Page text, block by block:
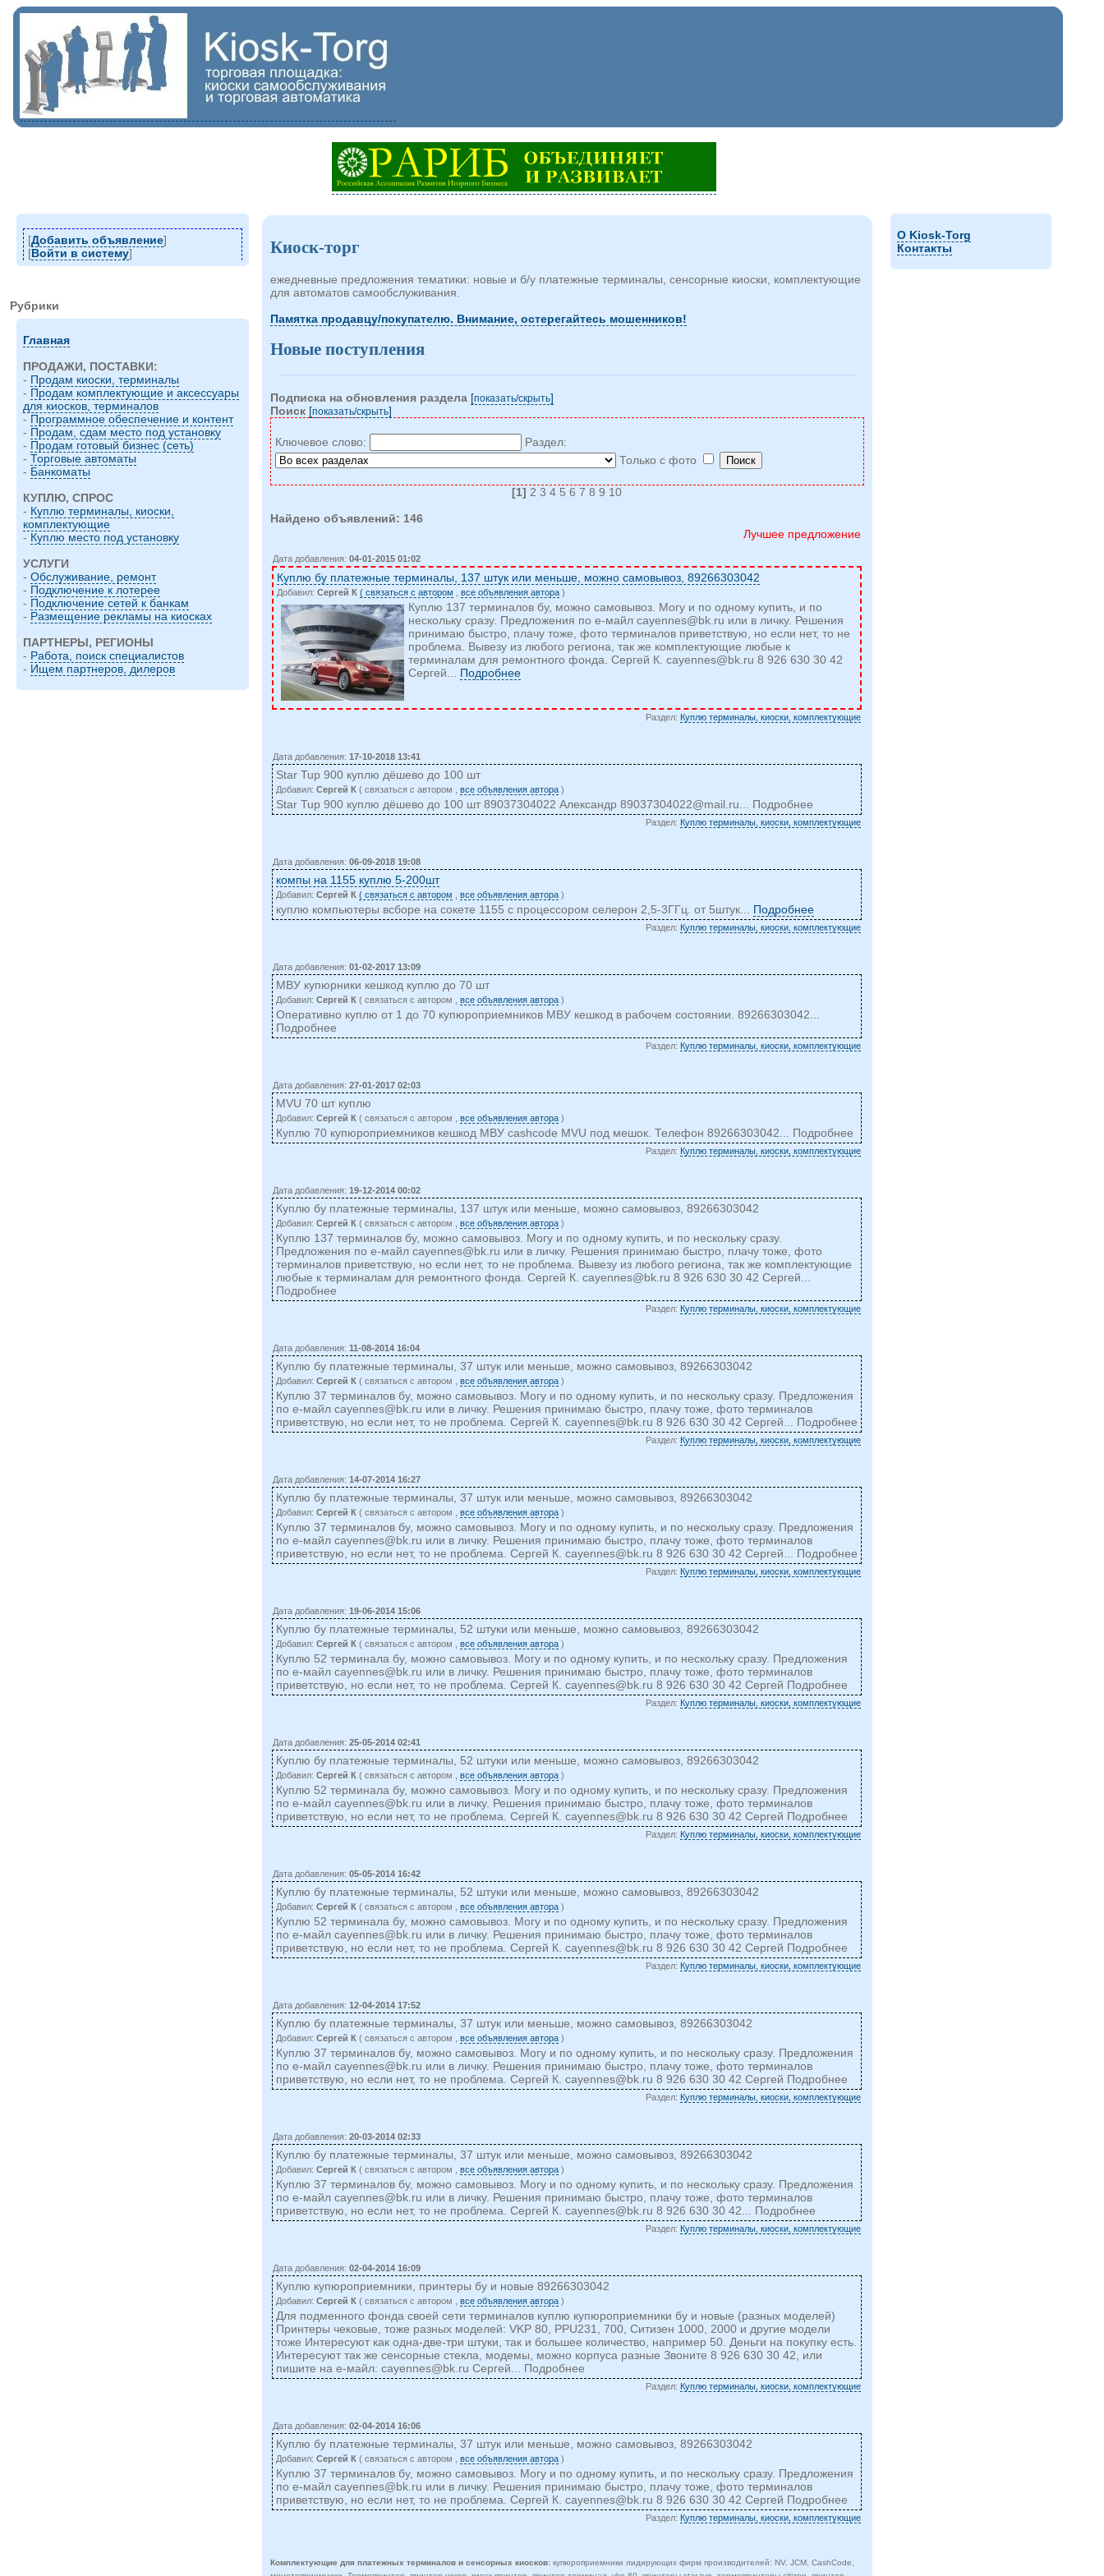
[Добавить объявление]
[Войти в систему]
Рубрики
Главная
ПРОДАЖИ, ПОСТАВКИ:
- Продам киоски, терминалы
- Продам комплектующие и аксессуары
для киосков, терминалов
- Программное обеспечение и контент
- Продам, сдам место под установку
- Продам готовый бизнес (сеть)
- Торговые автоматы
- Банкоматы
КУПЛЮ, СПРОС
- Куплю терминалы, киоски,
комплектующие
- Куплю место под установку
УСЛУГИ
- Обслуживание, ремонт
- Подключение к лотерее
- Подключение сетей к банкам
- Размещение рекламы на киосках
ПАРТНЕРЫ, РЕГИОНЫ
- Работа, поиск специалистов
- Ищем партнеров, дилеров
Киоск-торг
ежедневные предложения тематики: новые и б/у платежные терминалы, сенсорные киоски, комплектующие
для автоматов самообслуживания.
Памятка продавцу/покупателю. Внимание, остерегайтесь мошенников!
Новые поступления
Подписка на обновления раздела [показать/cкрыть]
Поиск [показать/cкрыть]
Ключевое слово:
Раздел:
Только с фото
[1] 2 3 4 5 6 7 8 9 10
Найдено объявлений: 146
Лучшее предложение
Дата добавления:04-01-2015 01:02
Куплю бу платежные терминалы, 137 штук или меньше, можно самовывоз, 89266303042
Добавил:Сергей К ( cвязаться c автором ,все объявления автора )
Куплю 137 терминалов бу, можно самовывоз. Могу и по одному купить, и по
нескольку сразу. Предложения по е-майлcayennes@bk.ru или в личку. Решения
принимаю быстро, плачу тоже, фото терминалов приветствую, но если нет, то не
проблема. Вывезу из любого региона, так же комплектующие любые к
терминалам для ремонтного фонда. Сергей К.cayennes@bk.ru 8 926 630 30 42
Сергей... Подробнее
Раздел: Куплю терминалы, киоски, комплектующие
Дата добавления:17-10-2018 13:41
Star Tup 900 куплю дёшево до 100 шт
Добавил:Сергей К ( cвязаться c автором ,все объявления автора )
Star Tup 900 куплю дёшево до 100 шт 89037304022 Александр89037304022@mail.ru ... Подробнее
Раздел: Куплю терминалы, киоски, комплектующие
Дата добавления:06-09-2018 19:08
компы на 1155 куплю 5-200шт
Добавил:Сергей К ( cвязаться c автором ,все объявления автора )
куплю компьютеры всборе на сокете 1155 с процессором селерон 2,5-3ГГц. от 5штук... Подробнее
Раздел: Куплю терминалы, киоски, комплектующие
Дата добавления:01-02-2017 13:09
МВУ купюрники кешкод куплю до 70 шт
Добавил:Сергей К ( cвязаться c автором ,все объявления автора )
Оперативно куплю от 1 до 70 купюроприемников МВУ кешкод в рабочем состоянии. 89266303042...
Подробнее
Раздел: Куплю терминалы, киоски, комплектующие
Дата добавления:27-01-2017 02:03
MVU 70 шт куплю
Добавил:Сергей К ( cвязаться c автором ,все объявления автора )
Куплю 70 купюроприемников кешкод МВУ cashcode MVU под мешок. Телефон 89266303042... Подробнее
Раздел: Куплю терминалы, киоски, комплектующие
Дата добавления:19-12-2014 00:02
Куплю бу платежные терминалы, 137 штук или меньше, можно самовывоз, 89266303042
Добавил:Сергей К ( cвязаться c автором ,все объявления автора )
Куплю 137 терминалов бу, можно самовывоз. Могу и по одному купить, и по нескольку сразу.
Предложения по е-майлcayennes@bk.ru или в личку. Решения принимаю быстро, плачу тоже, фото
терминалов приветствую, но если нет, то не проблема. Вывезу из любого региона, так же комплектующие
любые к терминалам для ремонтного фонда. Сергей К.cayennes@bk.ru 8 926 630 30 42 Сергей...
Подробнее
Раздел: Куплю терминалы, киоски, комплектующие
Дата добавления:11-08-2014 16:04
Куплю бу платежные терминалы, 37 штук или меньше, можно самовывоз, 89266303042
Добавил:Сергей К ( cвязаться c автором ,все объявления автора )
Куплю 37 терминалов бу, можно самовывоз. Могу и по одному купить, и по нескольку сразу. Предложения
по е-майлcayennes@bk.ru или в личку. Решения принимаю быстро, плачу тоже, фото терминалов
приветствую, но если нет, то не проблема. Сергей К.cayennes@bk.ru 8 926 630 30 42 Сергей... Подробнее
Раздел: Куплю терминалы, киоски, комплектующие
Дата добавления:14-07-2014 16:27
Куплю бу платежные терминалы, 37 штук или меньше, можно самовывоз, 89266303042
Добавил:Сергей К ( cвязаться c автором ,все объявления автора )
Куплю 37 терминалов бу, можно самовывоз. Могу и по одному купить, и по нескольку сразу. Предложения
по е-майлcayennes@bk.ru или в личку. Решения принимаю быстро, плачу тоже, фото терминалов
приветствую, но если нет, то не проблема. Сергей К.cayennes@bk.ru 8 926 630 30 42 Сергей... Подробнее
Раздел: Куплю терминалы, киоски, комплектующие
Дата добавления:19-06-2014 15:06
Куплю бу платежные терминалы, 52 штуки или меньше, можно самовывоз, 89266303042
Добавил:Сергей К ( cвязаться c автором ,все объявления автора )
Куплю 52 терминала бу, можно самовывоз. Могу и по одному купить, и по нескольку сразу. Предложения
по е-майлcayennes@bk.ru или в личку. Решения принимаю быстро, плачу тоже, фото терминалов
приветствую, но если нет, то не проблема. Сергей К.cayennes@bk.ru 8 926 630 30 42 Сергей Подробнее
Раздел: Куплю терминалы, киоски, комплектующие
Дата добавления:25-05-2014 02:41
Куплю бу платежные терминалы, 52 штуки или меньше, можно самовывоз, 89266303042
Добавил:Сергей К ( cвязаться c автором ,все объявления автора )
Куплю 52 терминала бу, можно самовывоз. Могу и по одному купить, и по нескольку сразу. Предложения
по е-майлcayennes@bk.ru или в личку. Решения принимаю быстро, плачу тоже, фото терминалов
приветствую, но если нет, то не проблема. Сергей К.cayennes@bk.ru 8 926 630 30 42 Сергей Подробнее
Раздел: Куплю терминалы, киоски, комплектующие
Дата добавления:05-05-2014 16:42
Куплю бу платежные терминалы, 52 штуки или меньше, можно самовывоз, 89266303042
Добавил:Сергей К ( cвязаться c автором ,все объявления автора )
Куплю 52 терминала бу, можно самовывоз. Могу и по одному купить, и по нескольку сразу. Предложения
по е-майлcayennes@bk.ru или в личку. Решения принимаю быстро, плачу тоже, фото терминалов
приветствую, но если нет, то не проблема. Сергей К.cayennes@bk.ru 8 926 630 30 42 Сергей Подробнее
Раздел: Куплю терминалы, киоски, комплектующие
Дата добавления:12-04-2014 17:52
Куплю бу платежные терминалы, 37 штук или меньше, можно самовывоз, 89266303042
Добавил:Сергей К ( cвязаться c автором ,все объявления автора )
Куплю 37 терминалов бу, можно самовывоз. Могу и по одному купить, и по нескольку сразу. Предложения
по е-майлcayennes@bk.ru или в личку. Решения принимаю быстро, плачу тоже, фото терминалов
приветствую, но если нет, то не проблема. Сергей К.cayennes@bk.ru 8 926 630 30 42 Сергей Подробнее
Раздел: Куплю терминалы, киоски, комплектующие
Дата добавления:20-03-2014 02:33
Куплю бу платежные терминалы, 37 штук или меньше, можно самовывоз, 89266303042
Добавил:Сергей К ( cвязаться c автором ,все объявления автора )
Куплю 37 терминалов бу, можно самовывоз. Могу и по одному купить, и по нескольку сразу. Предложения
по е-майлcayennes@bk.ru или в личку. Решения принимаю быстро, плачу тоже, фото терминалов
приветствую, но если нет, то не проблема. Сергей К.cayennes@bk.ru 8 926 630 30 42... Подробнее
Раздел: Куплю терминалы, киоски, комплектующие
Дата добавления:02-04-2014 16:09
Куплю купюроприемники, принтеры бу и новые 89266303042
Добавил:Сергей К ( cвязаться c автором ,все объявления автора )
Для подменного фонда своей сети терминалов куплю купюроприемники бу и новые (разных моделей)
Принтеры чековые, тоже разных моделей: VKP 80, PPU231, 700, Ситизен 1000, 2000 и другие модели
тоже Интересуют как одна-две-три штуки, так и большее количество, например 50. Деньги на покупку есть.
Интересуют так же сенсорные стекла, модемы, можно корпуса разные Звоните 8 926 630 30 42, или
пишите на е-майл:cayennes@bk.ru Сергей... Подробнее
Раздел: Куплю терминалы, киоски, комплектующие
Дата добавления:02-04-2014 16:06
Куплю бу платежные терминалы, 37 штук или меньше, можно самовывоз, 89266303042
Добавил:Сергей К ( cвязаться c автором ,все объявления автора )
Куплю 37 терминалов бу, можно самовывоз. Могу и по одному купить, и по нескольку сразу. Предложения
по е-майлcayennes@bk.ru или в личку. Решения принимаю быстро, плачу тоже, фото терминалов
приветствую, но если нет, то не проблема. Сергей К.cayennes@bk.ru 8 926 630 30 42 Сергей Подробнее
Раздел: Куплю терминалы, киоски, комплектующие
Комплектующие для платежных терминалов и сенсорных киосков: купюроприемники лидирующих фирм производителей: NV, JCM, CashCode,
О Kiosk-Torg
Контакты